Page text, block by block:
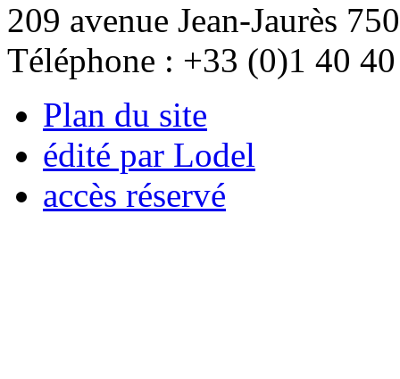
209 avenue Jean-Jaurès
Téléphone : +33 (0)1 40
Plan du site
édité par Lodel
accès réservé